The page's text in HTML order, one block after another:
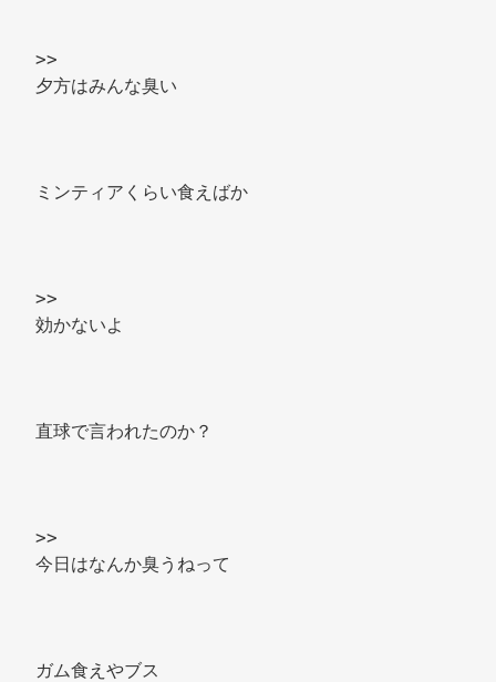
>>
夕方はみんな臭い
ミンティアくらい食えばか
>>
効かないよ
直球で言われたのか？
>>
今日はなんか臭うねって
ガム食えやブス